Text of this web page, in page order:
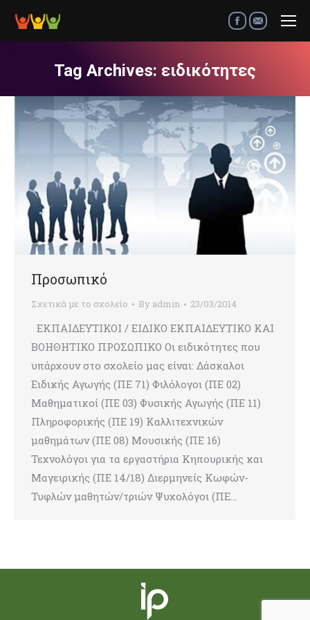
Facebook
Mail
Tag Archives: ειδικότητες
Προσωπικό
Σχετικά με το σχολείο By admin 23/03/2014
ΕΚΠΑΙΔΕΥΤΙΚΟΙ / ΕΙΔΙΚΟ ΕΚΠΑΙΔΕΥΤΙΚΟ ΚΑΙ
ΒΟΗΘΗΤΙΚΟ ΠΡΟΣΩΠΙΚΟ Οι ειδικότητες που
υπάρχουν στο σχολείο μας είναι: Δάσκαλοι
Ειδικής Αγωγής (ΠΕ 71) Φιλόλογοι (ΠΕ 02)
Μαθηματικοί (ΠΕ 03) Φυσικής Αγωγής (ΠΕ 11)
Πληροφορικής (ΠΕ 19) Καλλιτεχνικών
μαθημάτων (ΠΕ 08) Μουσικής (ΠΕ 16)
Τεχνολόγοι για τα εργαστήρια Κηπουρικής και
Μαγειρικής (ΠΕ 14/18) Διερμηνείς Κωφών-
Τυφλών μαθητών/τριών Ψυχολόγοι (ΠΕ…